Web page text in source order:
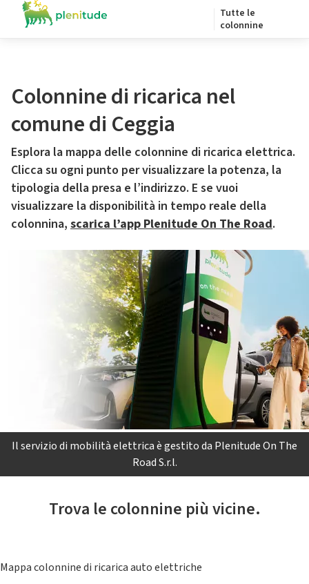
Tutte le
colonnine
Colonnine di ricarica nel
comune di Ceggia
Esplora la mappa delle colonnine di ricarica elettrica.
Clicca su ogni punto per visualizzare la potenza, la
tipologia della presa e l’indirizzo. E se vuoi
visualizzare la disponibilità in tempo reale della
colonnina, scarica l’app Plenitude On The Road.
Il servizio di mobilità elettrica è gestito da Plenitude On The
Road S.r.l.
Trova le colonnine più vicine.
Mappa colonnine di ricarica auto elettriche